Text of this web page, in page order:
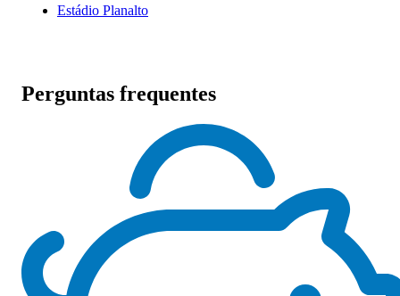
Estádio Planalto
Perguntas frequentes